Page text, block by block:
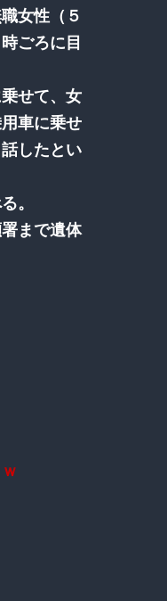
女性（５
ごろに目
せて、女
車に乗せ
したとい
。
まで遺体